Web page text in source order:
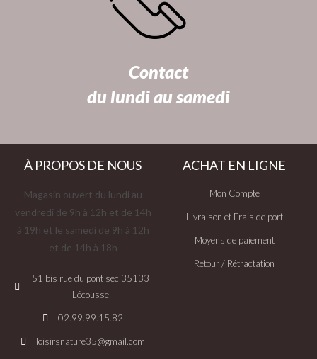
Contact
du lundi au samedi
À PROPOS DE NOUS
Magasin ouvert du lundi au
vendredi de 9h à 12h et de 14h
à 19h et le samedi de 9h à 12h
et de 14h à 18h
51 bis rue du pont sec 35133
Lécousse
02.99.99.15.82
loisirsnature35@gmail.com
ACHAT EN LIGNE
Mon Compte
Livraison et Frais de port
Moyens de paiement
Retour / Rétractation